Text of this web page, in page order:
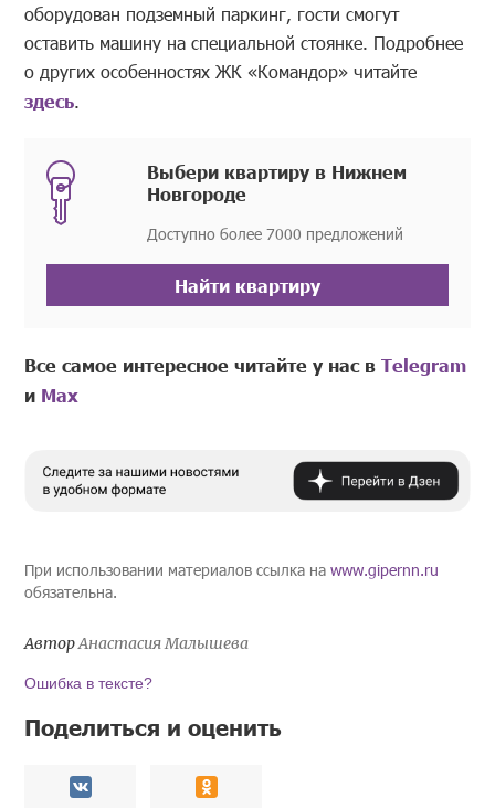
оборудован подземный паркинг, гости смогут
оставить машину на специальной стоянке. Подробнее
о других особенностях ЖК «Командор» читайте
здесь.
Выбери квартиру в Нижнем
Новгороде
Доступно более 7000 предложений
Найти квартиру
Все самое интересное читайте у нас вTelegram
и Mах
При использовании материалов ссылка наwww.gipernn.ru
обязательна.
АвторАнастасия Малышева
Ошибка в тексте?
Поделиться и оценить